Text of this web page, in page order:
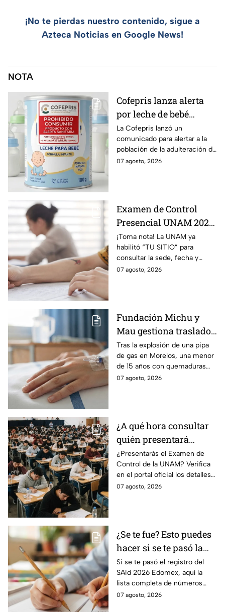
¡No te pierdas nuestro contenido, sigue a
Azteca Noticias en Google News!
NOTA
Cofepris lanza alerta
por leche de bebé
adulterada: ¿Qué marca
es y cómo identificarla?
La Cofepris lanzó un
comunicado para alertar a la
población de la adulteración de
una leche para bebé.
07 agosto, 2026
Examen de Control
Presencial UNAM 2026:
consulta aquí tu sede,
fecha y horario
¡Toma nota! La UNAM ya
habilitó “TU SITIO” para
consultar la sede, fecha y
horario del Examen Control
07 agosto, 2026
Fundación Michu y
Mau gestiona traslado
a Texas de adolescente
herida en explosión de
una pipa de gas en
Morelos
Tras la explosión de una pipa
de gas en Morelos, una menor
de 15 años con quemaduras
graves será trasladada a
07 agosto, 2026
¿A qué hora consultar
quién presentará
examen de control?
¿Presentarás el Examen de
Control de la UNAM? Verifica
en el portal oficial los detalles
de tu cita y los puntajes
07 agosto, 2026
¿Se te fue? Esto puedes
hacer si se te pasó la
fecha de preinscripción
SAID Edomex 2026
Si se te pasó el registro del
SAId 2026 Edomex, aquí la
lista completa de números
telefónicos y correos de
07 agosto, 2026